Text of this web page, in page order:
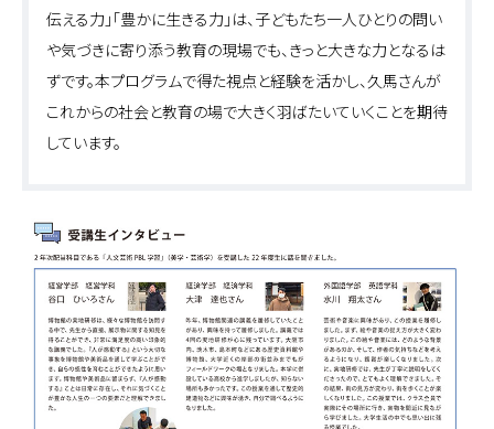
伝える力」「豊かに生きる力」は、子どもたち一人ひとりの問い
や気づきに寄り添う教育の現場でも、きっと大きな力となるは
ずです。本プログラムで得た視点と経験を活かし、久馬さんが
これからの社会と教育の場で大きく羽ばたいていくことを期待
しています。